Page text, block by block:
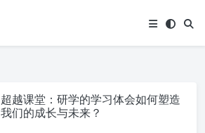
超越课堂：研学的学习体会如何塑造
我们的成长与未来？